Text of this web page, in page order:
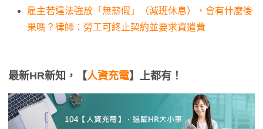
雇主若違法強放「無薪假」（減班休息），會有什麼後
果嗎？律師：勞工可終止契約並要求資遣費
最新HR新知，【人資充電】上都有！